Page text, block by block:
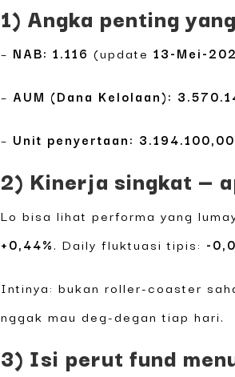
1) Angka penting
– NAB: 1.116 (update13-Mei-
– AUM (Dana Kelolaan):
– Unit penyertaan: 3.194.100,00
2) Kinerja singkat —
Lo bisa lihat performa yang
+0,44%. Daily fluktuasi tipis: -
Intinya: bukan roller-coaster
nggak mau deg-degan tiap hari.
3) Isi perut fund